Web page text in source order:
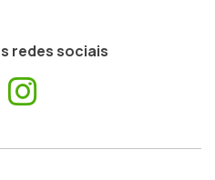
redes sociais
Facebook